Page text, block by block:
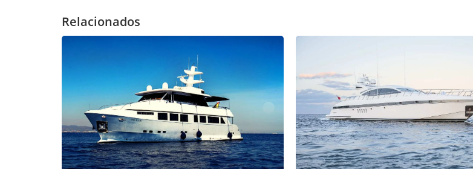
Relacionados